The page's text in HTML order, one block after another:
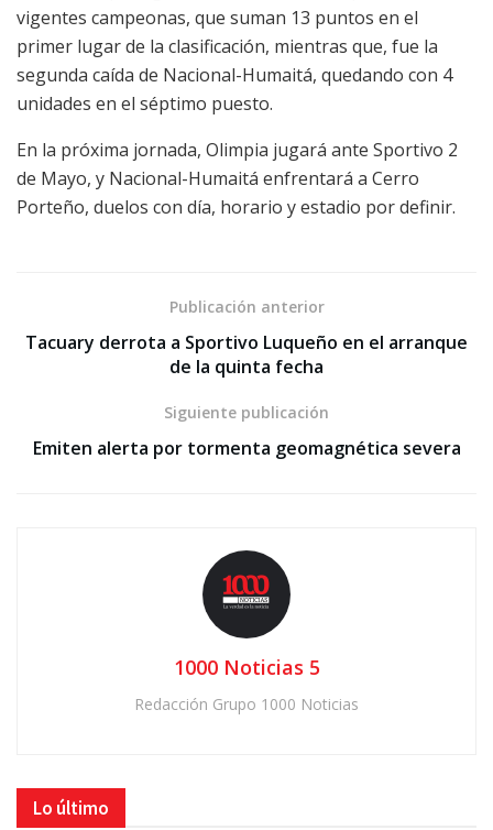
vigentes campeonas, que suman 13 puntos en el
primer lugar de la clasificación, mientras que, fue la
segunda caída de Nacional-Humaitá, quedando con 4
unidades en el séptimo puesto.
En la próxima jornada, Olimpia jugará ante Sportivo 2
de Mayo, y Nacional-Humaitá enfrentará a Cerro
Porteño, duelos con día, horario y estadio por definir.
Publicación anterior
Tacuary derrota a Sportivo Luqueño en el arranque
de la quinta fecha
Siguiente publicación
Emiten alerta por tormenta geomagnética severa
1000 Noticias 5
Redacción Grupo 1000 Noticias
Lo último